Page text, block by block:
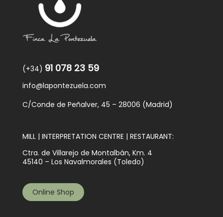
(+34) 91 078 23 59
info@lapontezuela.com
C/Conde de Peñalver, 45 – 28006 (Madrid)
MILL | INTERPRETATION CENTRE | RESTAURANT:
Ctra. de Villarejo de Montalbán, Km. 4
45140 – Los Navalmorales (Toledo)
Online Shop